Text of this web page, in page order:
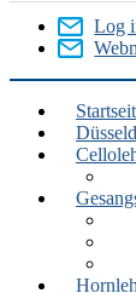
User
Menu
Log